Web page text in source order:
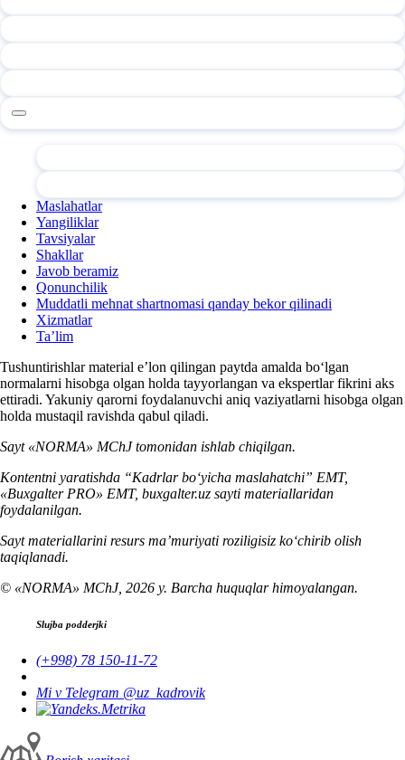
Maslahatlar
Yangiliklar
Tavsiyalar
Shakllar
Javob beramiz
Qonunchilik
Muddatli mehnat shartnomasi qanday bekor qilinadi
Xizmatlar
Ta’lim
Tushuntirishlar material e’lon qilingan paytda amalda boʻlgan
normalarni hisobga olgan holda tayyorlangan va ekspertlar fikrini aks
ettiradi. Yakuniy qarorni foydalanuvchi aniq vaziyatlarni hisobga olgan
holda mustaqil ravishda qabul qiladi.
Sayt «NORMA» MChJ tomonidan ishlab chiqilgan.
Kontentni yaratishda “Kadrlar boʻyicha maslahatchi” EMT,
«Buxgalter PRO» EMT, buxgalter.uz sayti materiallaridan
foydalanilgan.
Sayt materiallarini resurs ma’muriyati roziligisiz koʻchirib olish
taqiqlanadi.
© «NORMA» MChJ, 2026 y. Barcha huquqlar himoyalangan.
Slujba podderjki
(+998) 78 150-11-72
Mi v Telegram @uz_kadrovik